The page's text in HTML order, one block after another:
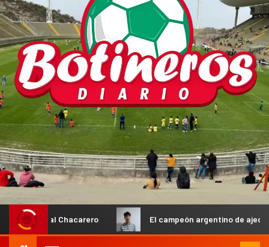
Chacarero El campeón argentino de ajedrez Diego